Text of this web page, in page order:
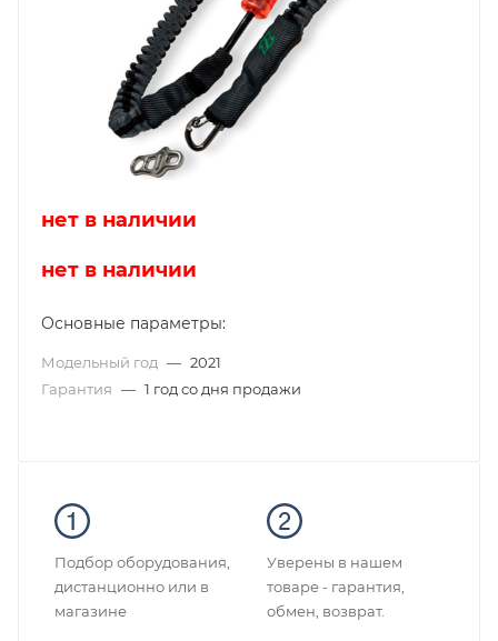
нет в наличии
нет в наличии
Основные параметры:
Модельный год — 2021
Гарантия — 1 год со дня продажи
Подбор оборудования,
дистанционно или в
магазине
Уверены в нашем
товаре - гарантия,
обмен, возврат.